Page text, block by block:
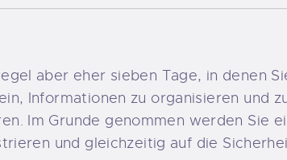
aber eher sieben Tage, in denen
Informationen zu organisieren und
Im Grunde genommen werden Sie
und gleichzeitig auf die